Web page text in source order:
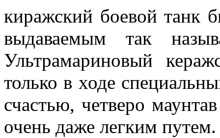
киражский боевой танк
выдаваемым так
Ультрамариновый
только в ходе
счастью, четверо
очень даже легким путем.